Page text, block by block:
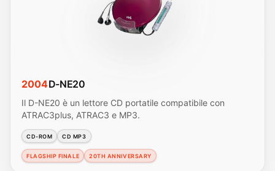
2004D-NE20
Il D-NE20 è un lettore CD portatile compatibile con
ATRAC3plus, ATRAC3 e MP3.
CD-ROM CD MP3
FLAGSHIP FINALE 20TH ANNIVERSARY